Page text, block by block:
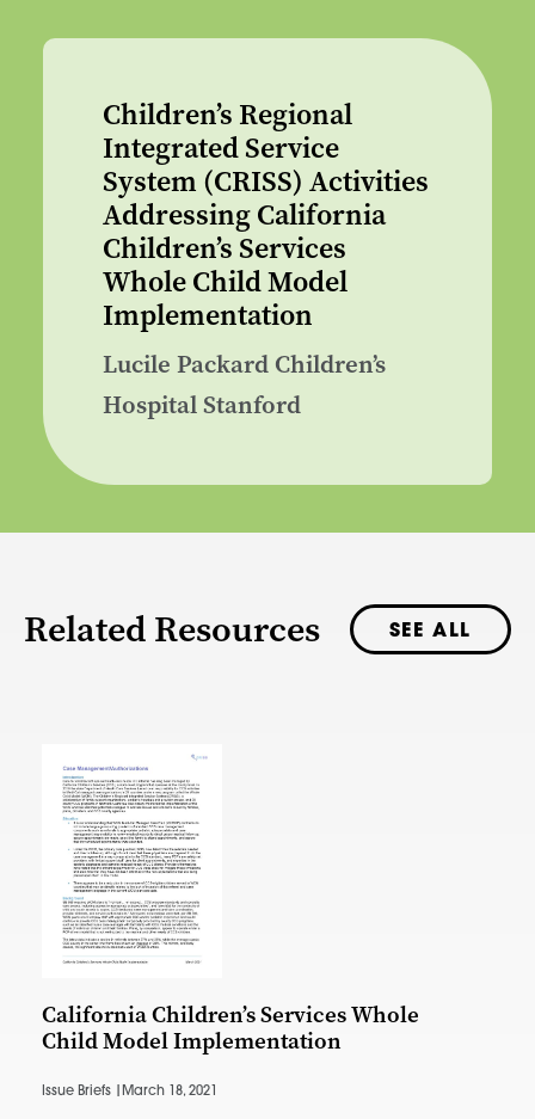
Children’s Regional
Integrated Service
System (CRISS) Activities
Addressing California
Children’s Services
Whole Child Model
Implementation
Lucile Packard Children’s
Hospital Stanford
Related Resources SEE ALL
California Children’s Services Whole
Child Model Implementation
Issue Briefs | March 18, 2021